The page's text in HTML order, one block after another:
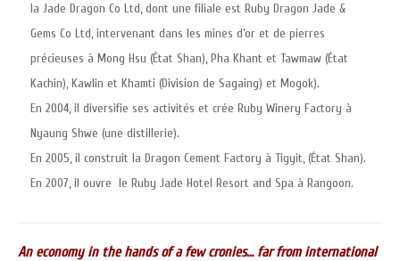
la Jade Dragon Co Ltd, dont une filiale est Ruby Dragon Jade &
Gems Co Ltd, intervenant dans les mines d’or et de pierres
précieuses à Mong Hsu (État Shan), Pha Khant et Tawmaw (État
Kachin), Kawlin et Khamti (Division de Sagaing) et Mogok).
En 2004, il diversifie ses activités et crée Ruby Winery Factory à
Nyaung Shwe (une distillerie).
En 2005, il construit la Dragon Cement Factory à Tigyit, (État Shan).
En 2007, il ouvre le Ruby Jade Hotel Resort and Spa à Rangoon.
An economy in the hands of a few cronies… far from international